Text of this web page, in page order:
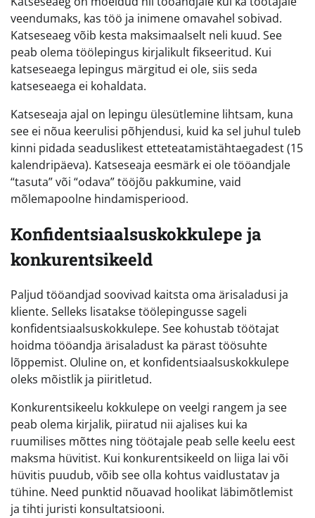
veendumaks, kas töö ja inimene omavahel sobivad.
Katseseaeg võib kesta maksimaalselt neli kuud. See
peab olema töölepingus kirjalikult fikseeritud. Kui
katseseaega lepingus märgitud ei ole, siis seda
katseseaega ei kohaldata.
Katseseaja ajal on lepingu ülesütlemine lihtsam, kuna
see ei nõua keerulisi põhjendusi, kuid ka sel juhul tuleb
kinni pidada seaduslikest etteteatamistähtaegadest (15
kalendripäeva). Katseseaja eesmärk ei ole tööandjale
“tasuta” või “odava” tööjõu pakkumine, vaid
mõlemapoolne hindamisperiood.
Konfidentsiaalsuskokkulepe ja
konkurentsikeeld
Paljud tööandjad soovivad kaitsta oma ärisaladusi ja
kliente. Selleks lisatakse töölepingusse sageli
konfidentsiaalsuskokkulepe. See kohustab töötajat
hoidma tööandja ärisaladust ka pärast töösuhte
lõppemist. Oluline on, et konfidentsiaalsuskokkulepe
oleks mõistlik ja piiritletud.
Konkurentsikeelu kokkulepe on veelgi rangem ja see
peab olema kirjalik, piiratud nii ajalises kui ka
ruumilises mõttes ning töötajale peab selle keelu eest
maksma hüvitist. Kui konkurentsikeeld on liiga lai või
hüvitis puudub, võib see olla kohtus vaidlustatav ja
tühine. Need punktid nõuavad hoolikat läbimõtlemist
ja tihti juristi konsultatsiooni.